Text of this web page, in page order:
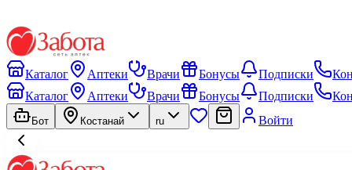
Каталог Аптеки Врачи Бонусы Подписки
Каталог
Аптеки Врачи Бонусы Подписки
Бот Костанай ru Войти